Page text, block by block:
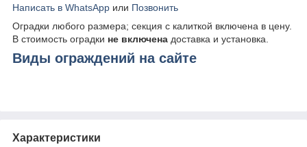
Написать в WhatsApp или Позвонить
Оградки любого размера; секция с калиткой включена в цену.
В стоимость оградки не включена доставка и установка.
Виды ограждений на сайте
Характеристики